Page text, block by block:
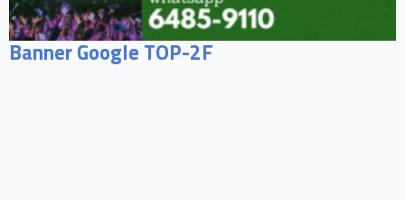
Banner Google TOP-2F